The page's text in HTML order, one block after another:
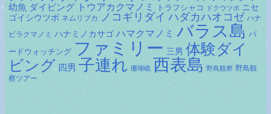
幼魚 ダイビング トウアカクマノミ トラフシャコ ドクウツボ
ニセ
ゴイシウツボ ネムリブカ ノコギリダイ ハダカハオコゼ ハナ
ビラクマノミ ハナミノカサゴ ハマクマノミ バラス島 バ
ードウォッチング ファミリー 三男 体験ダイ
ビング 四男 子連れ 珊瑚礁 西表島 野鳥観察 野鳥観
察ツアー